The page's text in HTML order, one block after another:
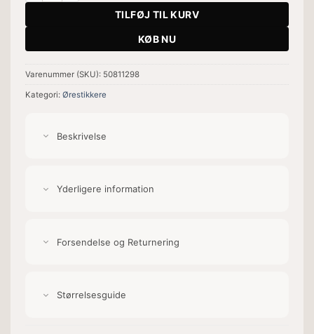
TILFØJ TIL KURV
KØB NU
Varenummer (SKU): 50811298
Kategori: Ørestikkere
Beskrivelse
Yderligere information
Forsendelse og Returnering
Størrelsesguide